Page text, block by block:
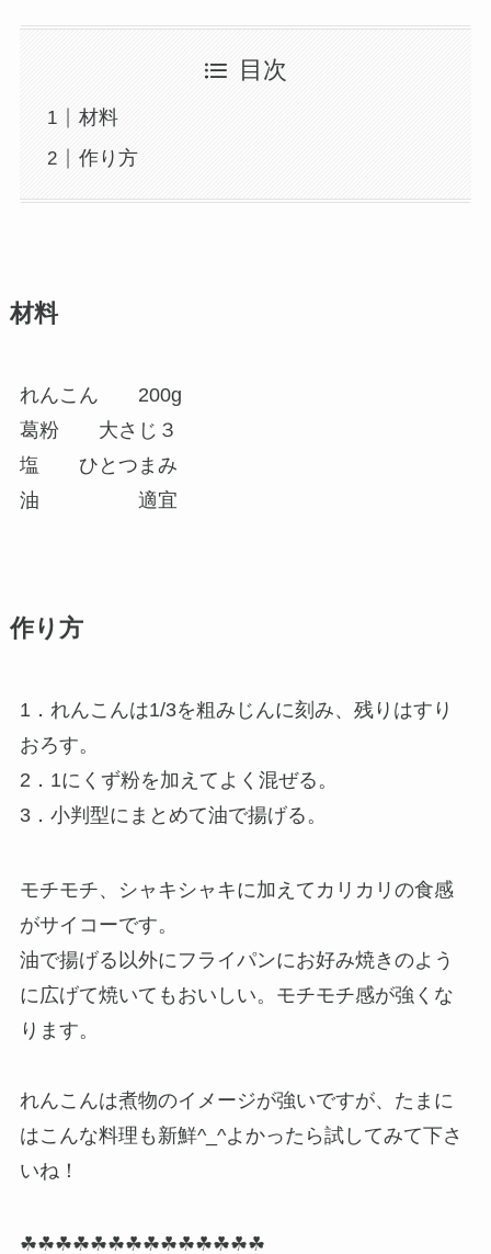
目次
材料
作り方
材料
れんこん 200g
葛粉 大さじ３
塩 ひとつまみ
油 適宜
作り方
1．れんこんは1/3を粗みじんに刻み、残りはすり
おろす。
2．1にくず粉を加えてよく混ぜる。
3．小判型にまとめて油で揚げる。
モチモチ、シャキシャキに加えてカリカリの食感
がサイコーです。
油で揚げる以外にフライパンにお好み焼きのよう
に広げて焼いてもおいしい。モチモチ感が強くな
ります。
れんこんは煮物のイメージが強いですが、たまに
はこんな料理も新鮮^_^よかったら試してみて下さ
いね！
☘☘☘☘☘☘☘☘☘☘☘☘☘☘